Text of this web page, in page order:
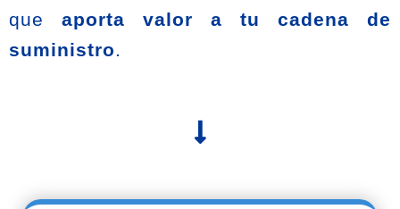
que aporta valor a tu cadena de
suministro.